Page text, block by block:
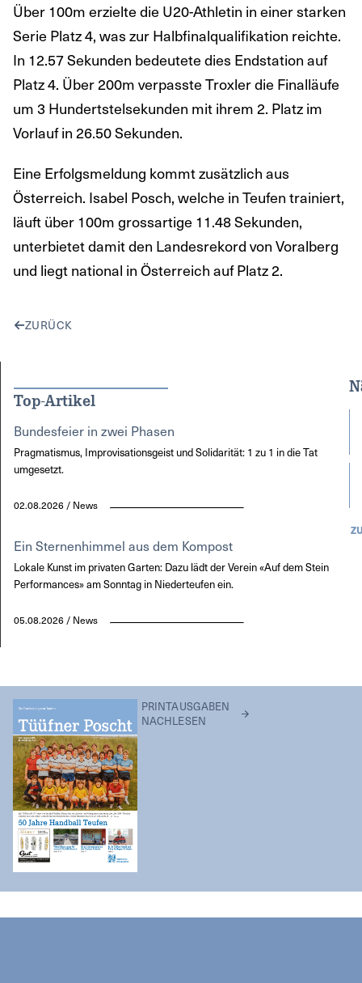
Über 100m erzielte die U20-Athletin in einer starken
Serie Platz 4, was zur Halbfinalqualifikation reichte.
In 12.57 Sekunden bedeutete dies Endstation auf
Platz 4. Über 200m verpasste Troxler die Finalläufe
um 3 Hundertstelsekunden mit ihrem 2. Platz im
Vorlauf in 26.50 Sekunden.
Eine Erfolgsmeldung kommt zusätzlich aus
Österreich. Isabel Posch, welche in Teufen trainiert,
läuft über 100m grossartige 11.48 Sekunden,
unterbietet damit den Landesrekord von Voralberg
und liegt national in Österreich auf Platz 2.
ZURÜCK
Top-Artikel
Bundesfeier in zwei Phasen
Pragmatismus, Improvisationsgeist und Solidarität: 1 zu 1 in die Tat
umgesetzt.
02.08.2026 / News
Ein Sternenhimmel aus dem Kompost
Lokale Kunst im privaten Garten: Dazu lädt der Verein «Auf dem Stein
Performances» am Sonntag in Niederteufen ein.
05.08.2026 / News
PRINTAUSGABEN
NACHLESEN